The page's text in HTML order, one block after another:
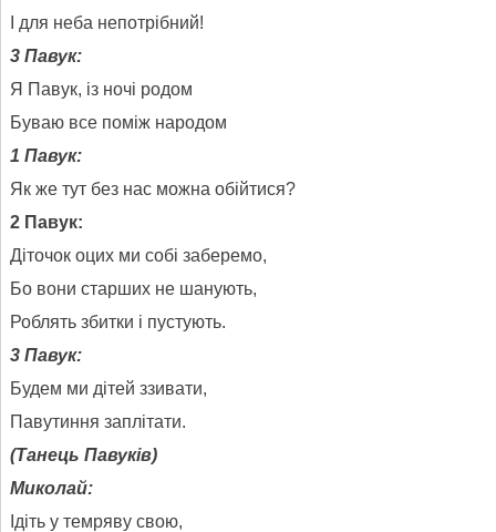
І для неба непотрібний!
3 Павук:
Я Павук, із ночі родом
Буваю все поміж народом
1 Павук:
Як же тут без нас можна обійтися?
2 Павук:
Діточок оцих ми собі заберемо,
Бо вони старших не шанують,
Роблять збитки і пустують.
3 Павук:
Будем ми дітей ззивати,
Павутиння заплітати.
(Танець Павуків)
Миколай:
Ідіть у темряву свою,